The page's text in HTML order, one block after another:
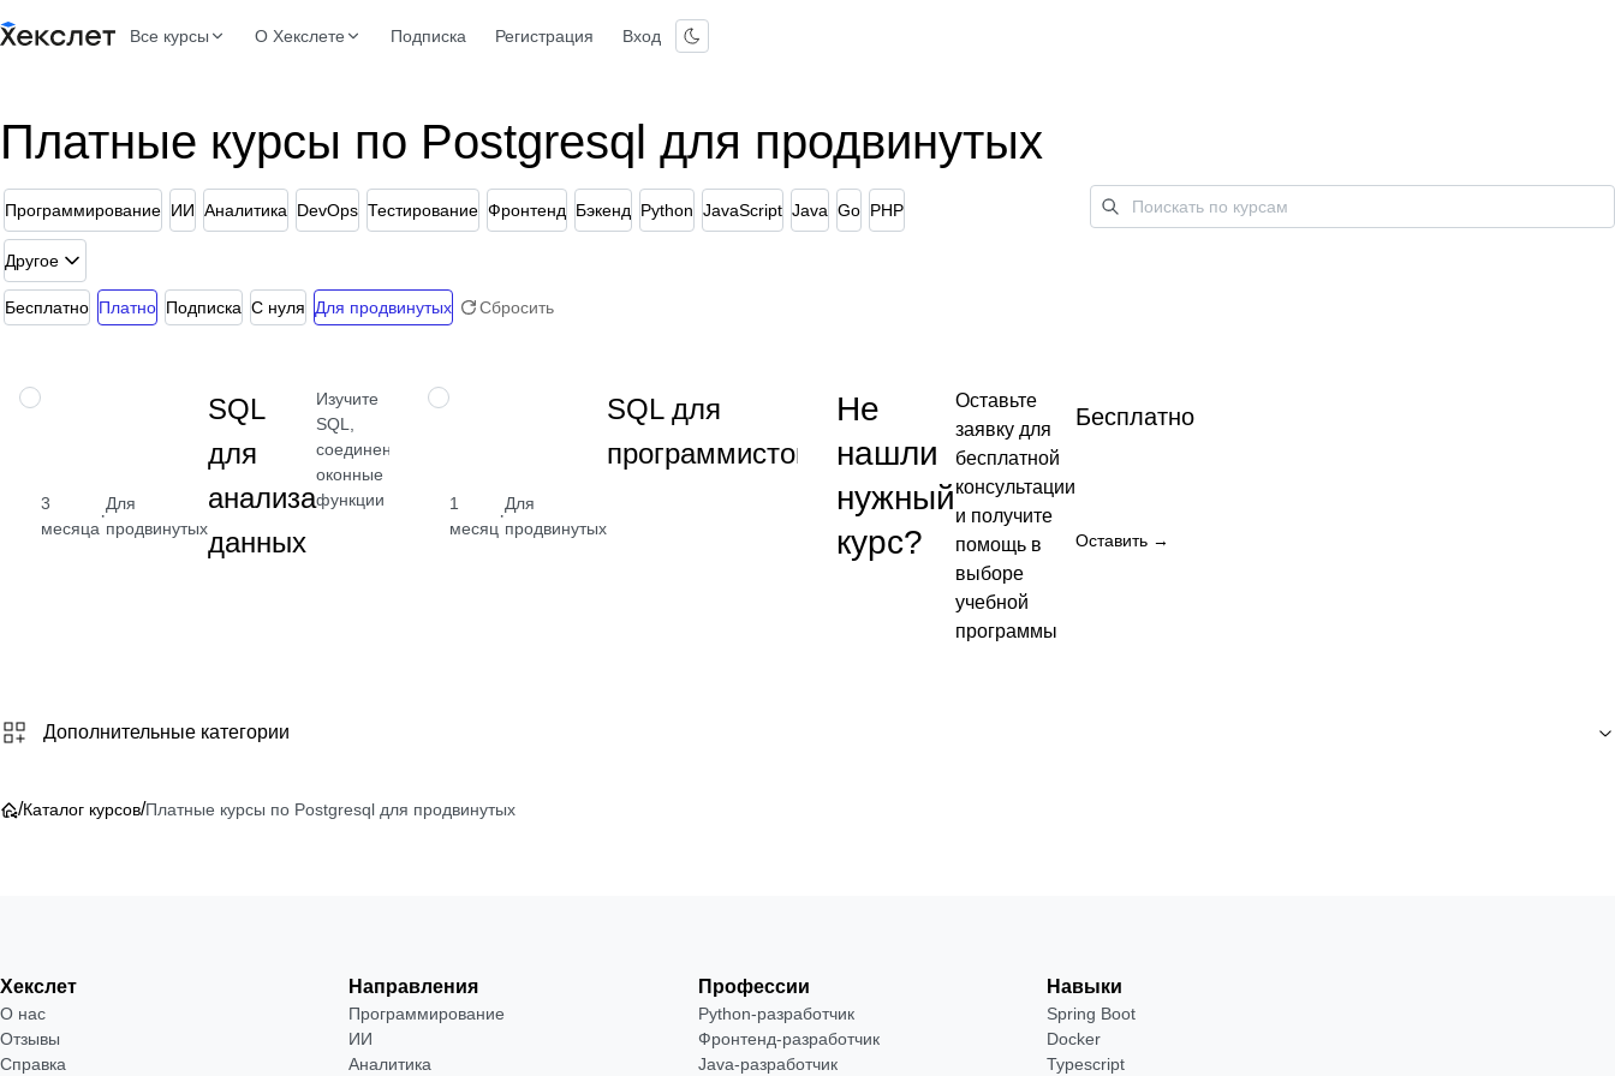
Все курсы О Хекслете Подписка Регистрация Вход
Платные курсы по Postgresql для продвинутых
Программирование ИИ Аналитика DevOps Тестирование Фронтенд Бэкенд Python JavaScript Java Go PHP
Другое
Бесплатно Платно Подписка С нуля Для продвинутых Сбросить
НАВЫК
3
месяца
·
Для
продвинутых
SQL
для
анализа
данных
Изучите
SQL,
соединения,
оконные
функции
от 2 400
НАВЫК
1
месяц
·
Для
продвинутых
SQL для
программистов
Эффективный
SQL для
разработчиков
от 2 400
Посмотреть
Не
нашли
нужный
курс?
Оставьте
заявку для
бесплатной
консультации
и получите
помощь в
выборе
учебной
программы
Бесплатно
Оставить →
Дополнительные категории
/Каталог курсов/Платные курсы по Postgresql для продвинутых
Хекслет
О нас
Отзывы
Справка
Направления
Программирование
ИИ
Аналитика
Профессии
Python-разработчик
Фронтенд-разработчик
Java-разработчик
Навыки
Spring Boot
Docker
Typescript